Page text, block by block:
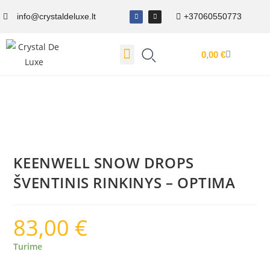
info@crystaldeluxe.lt +37060550773
0,00 €
KEENWELL SNOW DROPS
ŠVENTINIS RINKINYS – OPTIMA
83,00 €
Turime